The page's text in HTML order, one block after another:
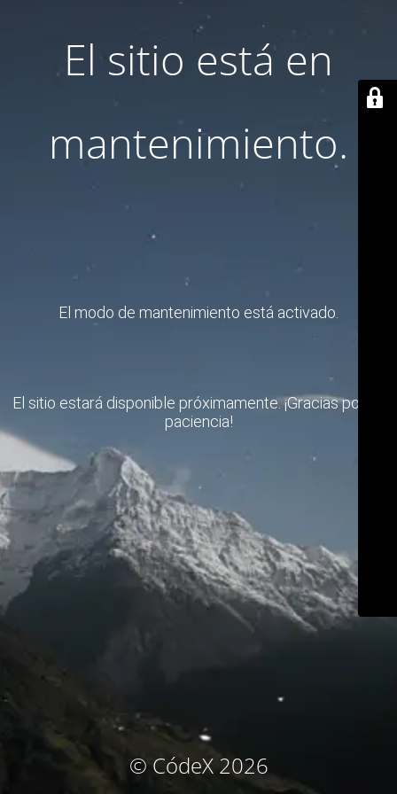
El sitio está en
mantenimiento.
El modo de mantenimiento está activado.
El sitio estará disponible próximamente. ¡Gracias por su
paciencia!
© CódeX 2026